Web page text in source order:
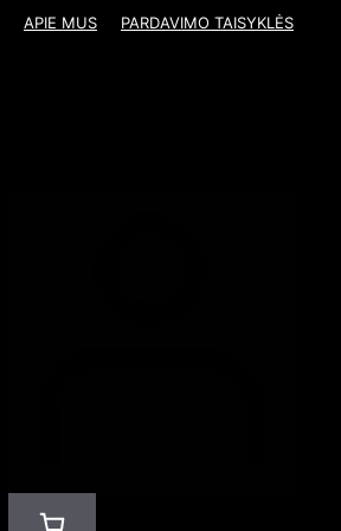
APIE MUS PARDAVIMO TAISYKLĖS